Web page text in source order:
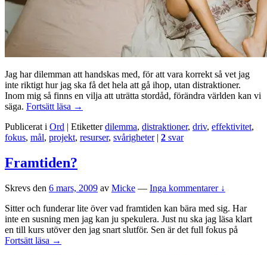
Jag har dilemman att handskas med, för att vara korrekt så vet jag
inte riktigt hur jag ska få det hela att gå ihop, utan distraktioner.
Inom mig så finns en vilja att uträtta stordåd, förändra världen kan vi
säga. Fortsätt läsa Distraktioner
effektivitet
→
Publicerat i Ord | Etiketter dilemma, distraktioner, driv, effektivitet,
fokus, mål, projekt, resurser, svårigheter | 2 svar
Framtiden?
Skrevs den 6 mars, 2009 av Micke — Inga kommentarer ↓
Sitter och funderar lite över vad framtiden kan bära med sig. Har
inte en susning men jag kan ju spekulera. Just nu ska jag läsa klart
en till kurs utöver den jag snart slutför. Sen är det full fokus på
Fortsätt läsa Framtiden?
→